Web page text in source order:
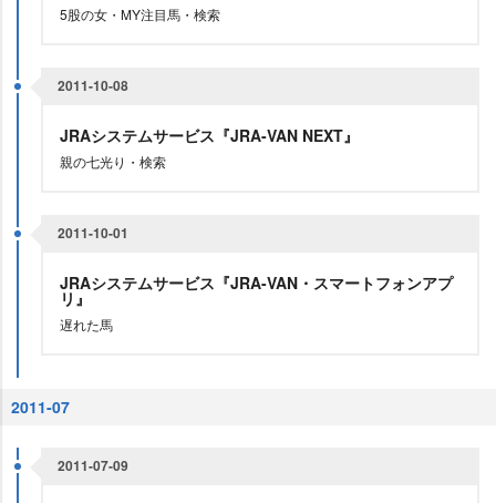
5股の女・MY注目馬・検索
2011-10-08
JRAシステムサービス『JRA-VAN NEXT』
親の七光り・検索
2011-10-01
JRAシステムサービス『JRA-VAN・スマートフォンアプ
リ』
遅れた馬
2011-07
2011-07-09